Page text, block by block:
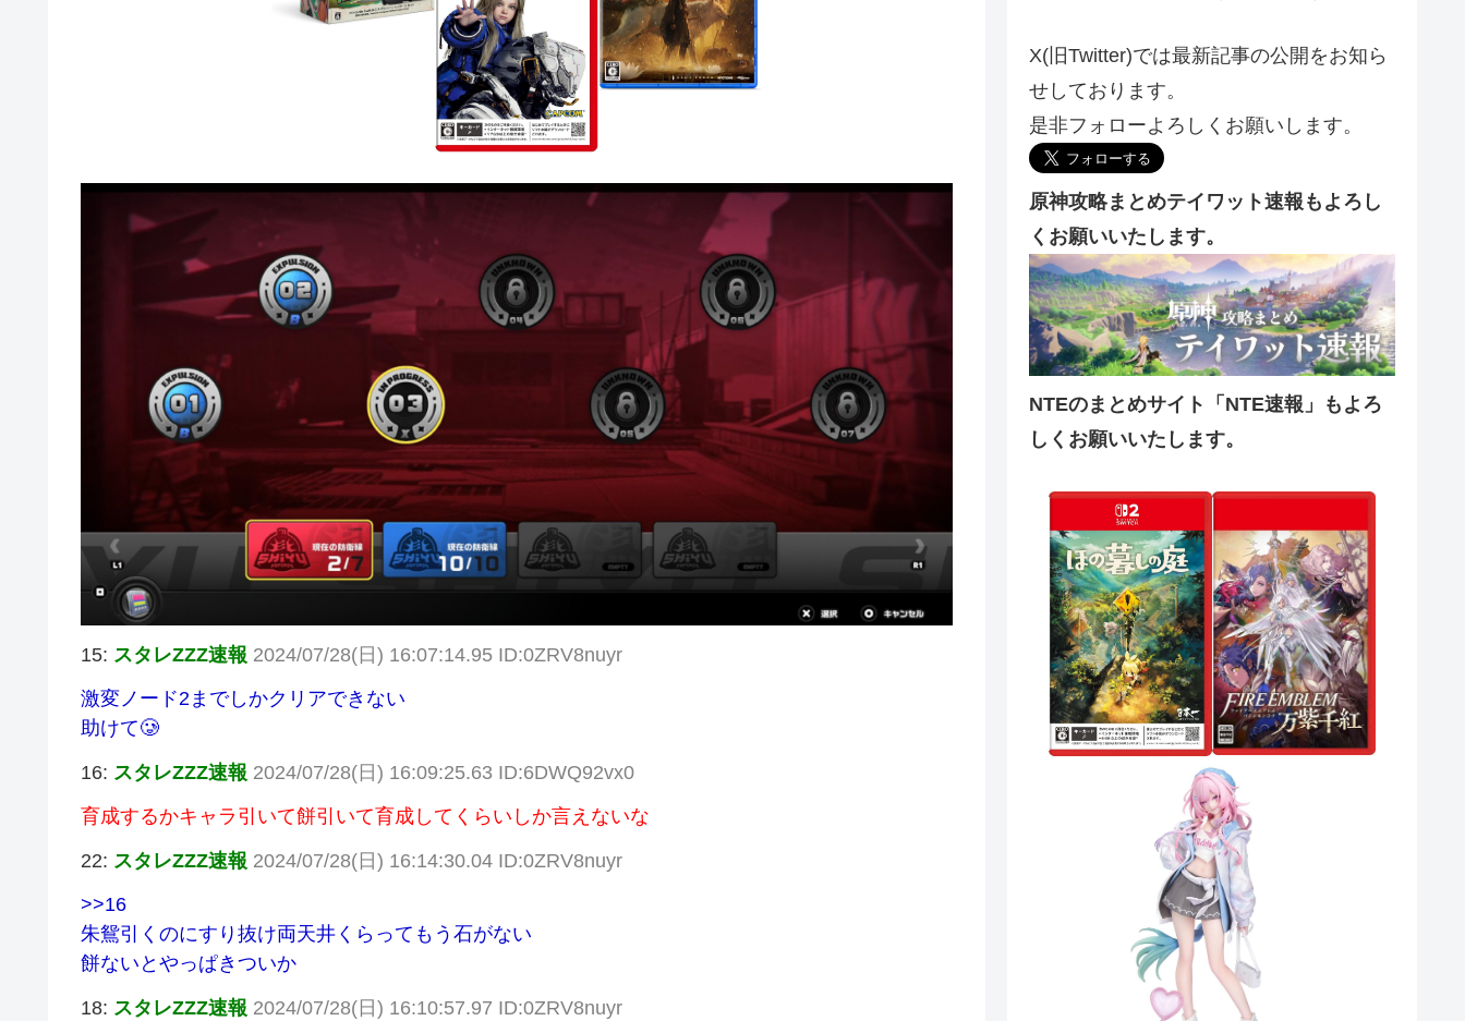
15: スタレZZZ速報 2024/07/28(日) 16:07:14.95 ID:0ZRV8nuyr
激変ノード2までしかクリアできない
助けて🥲
16: スタレZZZ速報 2024/07/28(日) 16:09:25.63 ID:6DWQ92vx0
育成するかキャラ引いて餅引いて育成してくらいしか言えないな
22: スタレZZZ速報 2024/07/28(日) 16:14:30.04 ID:0ZRV8nuyr
>>16
朱鴛引くのにすり抜け両天井くらってもう石がない
餅ないとやっぱきついか
18: スタレZZZ速報 2024/07/28(日) 16:10:57.97 ID:0ZRV8nuyr
X(旧Twitter)では最新記事の公開をお知ら
せしております。
是非フォローよろしくお願いします。
原神攻略まとめテイワット速報もよろし
くお願いいたします。
NTEのまとめサイト「NTE速報」もよろ
しくお願いいたします。